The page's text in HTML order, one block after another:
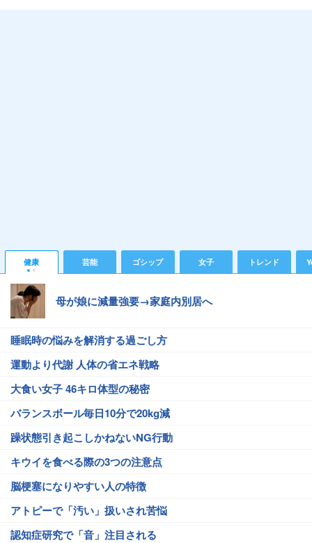
健康 芸能 ゴシップ 女子 トレンド
母が娘に減量強要→家庭内別居へ
睡眠時の悩みを解消する過ごし方
運動より代謝 人体の省エネ戦略
大食い女子 46キロ体型の秘密
バランスボール毎日10分で20kg減
躁状態引き起こしかねないNG行動
キウイを食べる際の3つの注意点
脳梗塞になりやすい人の特徴
アトピーで「汚い」扱いされ苦悩
認知症研究で「音」注目される